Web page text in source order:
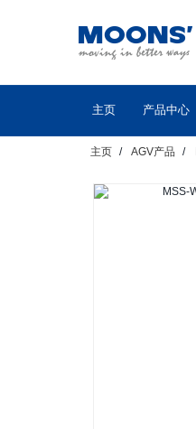
主页 产品中心
主页 AGV产品